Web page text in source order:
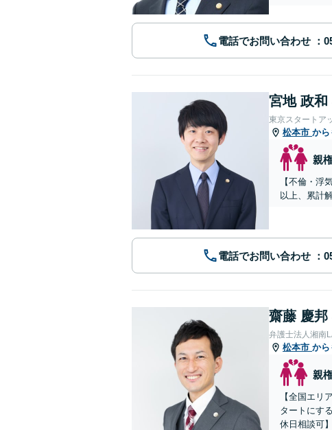
電話でお問い合わせ
宮地 政和
東京スタートア
松本市 から
親
【不倫・浮
以上、累計
電話でお問い合わせ
齋藤 慶邦
弁護士法人湘南
松本市 から
親
【全国エリ
タートにす
休日相談可】